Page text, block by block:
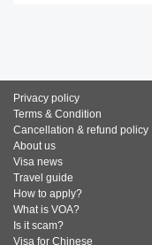
Privacy policy
Terms & Condition
Cancellation & refund policy
About us
Visa news
Travel guide
How to apply?
What is VOA?
Is it scam?
Visa for Chinese